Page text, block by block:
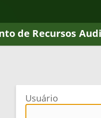
de Recursos
Usuário